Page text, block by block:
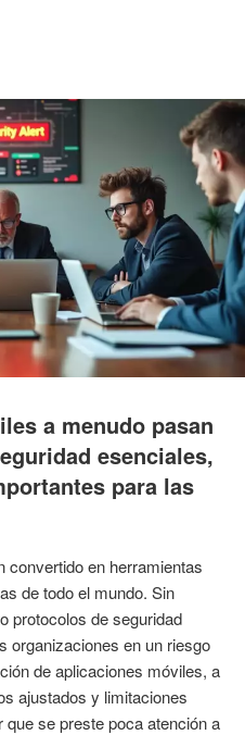
a menudo pasan
esenciales,
para las
convertido en herramientas
de todo el mundo. Sin
protocolos de seguridad
organizaciones en un riesgo
de aplicaciones móviles, a
ajustados y limitaciones
se preste poca atención a